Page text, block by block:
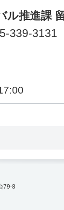
ル推進課
339-3131
79-8